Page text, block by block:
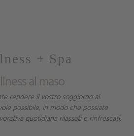
+ Spa
al maso
rendere il vostro soggiorno al
possibile, in modo che possiate
quotidiana rilassati e rinfrescati,